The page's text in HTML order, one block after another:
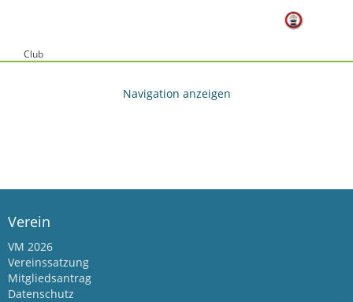
Club
Verein
VM 2026
Vereinssatzung
Mitgliedsantrag
Datenschutz